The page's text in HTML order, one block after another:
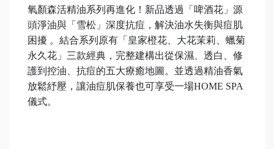
氧顏森活精油系列再進化！新品透過「啤酒花」源
頭淨油與「雪松」深度抗痘，解決油水失衡與痘肌
困擾 。結合系列原有「皇家橙花、大花茉莉、蠟菊
永久花」三款經典，完整建構出從保濕、透白、修
護到控油、抗痘的五大療癒地圖。並透過精油香氣
放鬆紓壓，讓油痘肌保養也可享受一場HOME SPA
儀式。